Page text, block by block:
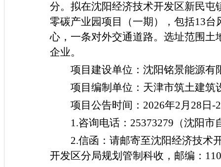
分。拟在沈阳经济技术开发区新民
零碳产业园项目（一期），包括13
心，一条对外交通道路。选址范围土
企业。
项目建设单位：沈阳铭景能源有
项目编制单位：天津市筑土建筑
项目公告时间： 2026年2月28日-
1.咨询电话：25373279（沈阳
2.信函：请邮寄至沈阳经济技术
开发区分局规划管制科收，邮编：